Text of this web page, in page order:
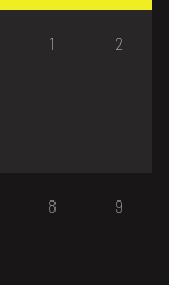
1 2
8 9